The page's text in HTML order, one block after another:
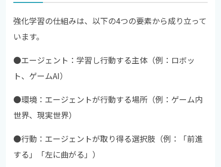
強化学習の仕組みは、以下の4つの要素から成り立って
います。
●エージェント：学習し行動する主体（例：ロボッ
ト、ゲームAI）
●環境：エージェントが行動する場所（例：ゲーム内
世界、現実世界）
●行動：エージェントが取り得る選択肢（例：「前進
する」「左に曲がる」）